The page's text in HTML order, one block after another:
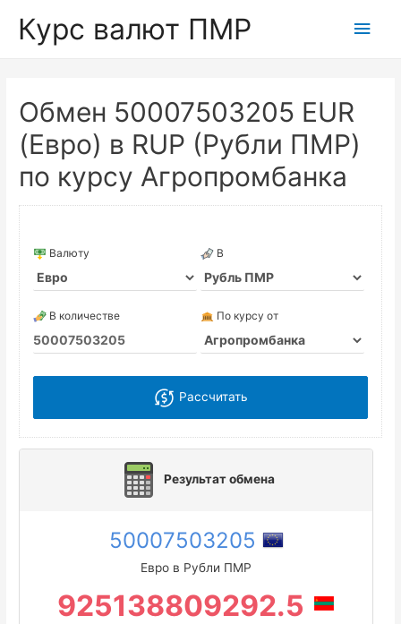
Курс валют ПМР
Обмен 50007503205 EUR
(Евро) в RUP (Рубли ПМР)
по курсу Агропромбанка
Валюту В
В количестве По курсу от
Рассчитать
Результат обмена
50007503205
Евро в Рубли ПМР
925138809292.5